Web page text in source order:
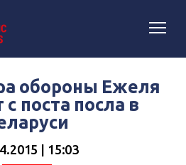
обороны Ежеля
поста посла в
| 15:03